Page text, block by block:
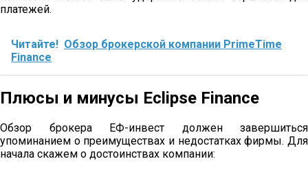
платежей.
Читайте! Обзор брокерской компании PrimeTime
Finance
Плюсы и минусы Eclipse Finance
Обзор брокера ЕФ-инвест должен завершиться
упоминанием о преимуществах и недостатках фирмы. Для
начала скажем о достоинствах компании: